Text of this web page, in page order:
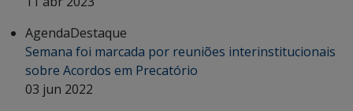
AgendaDestaque
Semana foi marcada por reuniões interinstitucionais
sobre Acordos em Precatório
03 jun 2022